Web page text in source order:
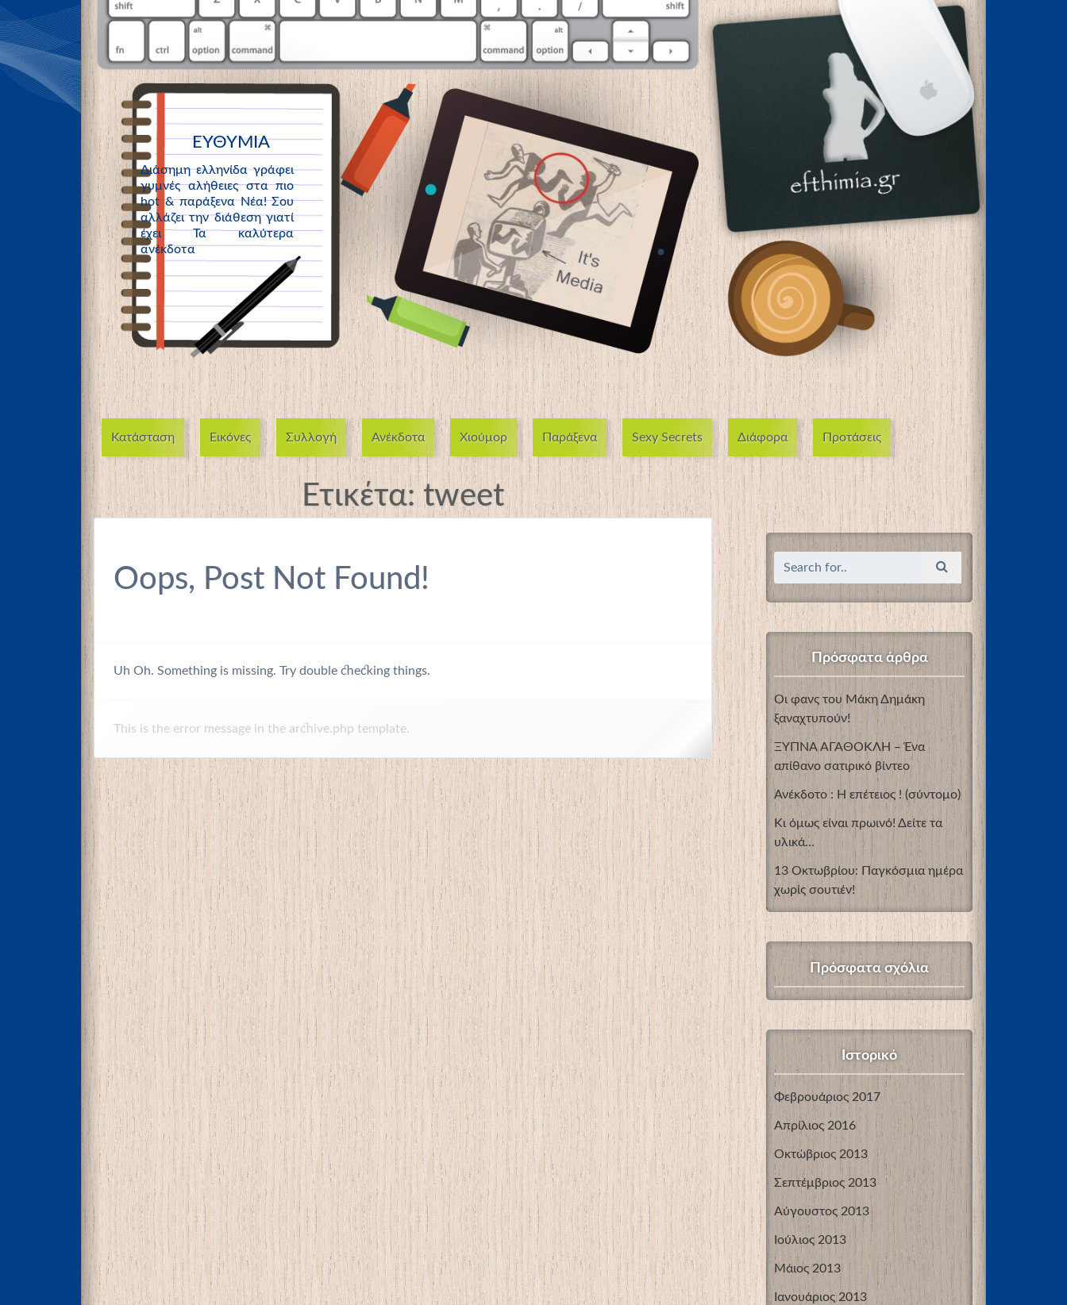
ΕΥΘΥΜΙΑ
Διάσημη ελληνίδα γράφει
γυμνές αλήθειες στα πιο
hot & παράξενα Νέα! Σου
αλλάζει την διάθεση γιατί
έχει Τα καλύτερα
ανέκδοτα
Κατάσταση Εικόνες Συλλογή Ανέκδοτα Χιούμορ Παράξενα Sexy Secrets Διάφορα Προτάσεις
Ετικέτα:tweet
Oops, Post Not Found!
Uh Oh. Something is missing. Try double checking things.
This is the error message in the archive.php template.
Πρόσφατα άρθρα
Οι φανς του Μάκη Δημάκη
ξαναχτυπούν!
ΞΥΠΝΑ ΑΓΑΘΟΚΛΗ – Ένα
απίθανο σατιρικό βίντεο
Ανέκδοτο : Η επέτειος ! (σύντομο)
Κι όμως είναι πρωινό! Δείτε τα
υλικά…
13 Οκτωβρίου: Παγκόσμια ημέρα
χωρίς σουτιέν!
Πρόσφατα σχόλια
Ιστορικό
Φεβρουάριος 2017
Απρίλιος 2016
Οκτώβριος 2013
Σεπτέμβριος 2013
Αύγουστος 2013
Ιούλιος 2013
Μάιος 2013
Ιανουάριος 2013